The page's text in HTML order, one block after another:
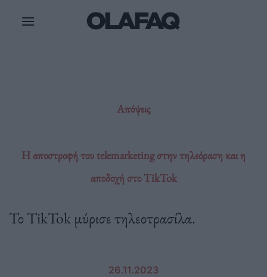
Απόψεις
Η αποστροφή του telemarketing στην τηλεόραση και η
αποδοχή στο TikTok
Το TikTok μύρισε τηλεοτρασίλα.
26.11.2023